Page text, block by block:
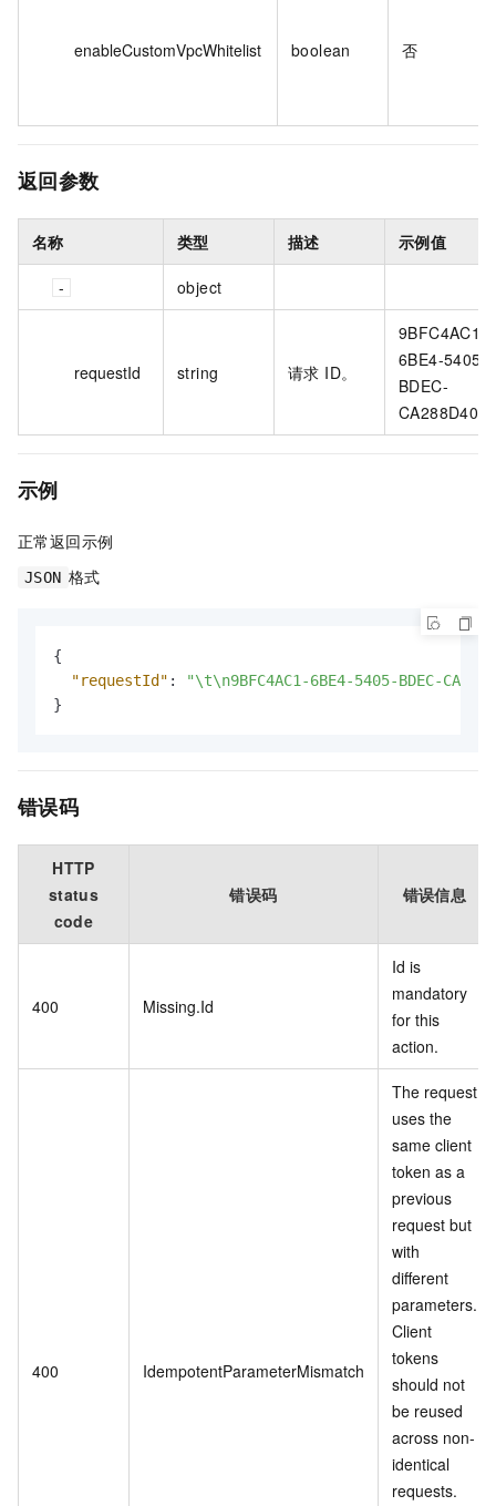
enableCustomVpcWhitelist boolean 否
返回参数
名称 类型 描述 示例值
object
requestId string 请求 ID。
9BFC4AC1-
6BE4-5405-
BDEC-
示例
正常返回示例
JSON 格式
{
"requestId" :
"\t\n9BFC4AC1-6BE4-5405-BDEC-
}
错误码
HTTP
status
code
错误码 错误信息
400 Missing.Id
Id is
mandatory
for this
action.
400 IdempotentParameterMismatch
The request
uses the
same client
token as a
previous
request but
with
different
parameters.
Client
tokens
should not
be reused
across non-
identical
requests.